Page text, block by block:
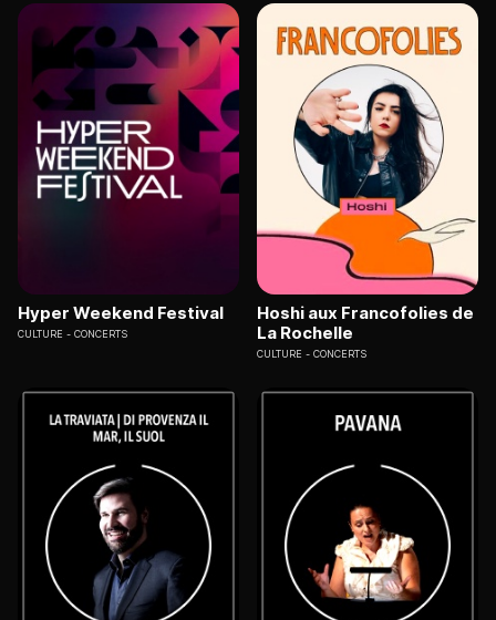
Hyper Weekend Festival
CULTURE CONCERTS
Hoshi aux Francofolies de
La Rochelle
CULTURE CONCERTS